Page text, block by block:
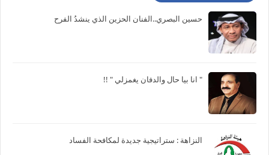
حسين البصري..الفنان الحزين الذي ينشدُ الفرح
" انا بيا حال والدفان يغمزلي " !!
النزاهة : ستراتيجية جديدة لمكافحة الفساد